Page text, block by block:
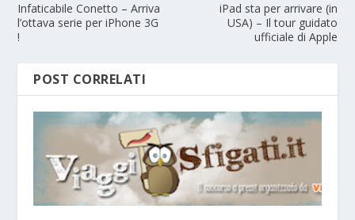
Infaticabile Conetto – Arriva
l’ottava serie per iPhone 3G
!
iPad sta per arrivare (in
USA) – Il tour guidato
ufficiale di Apple
POST CORRELATI